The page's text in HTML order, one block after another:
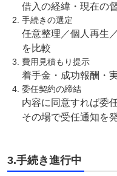
借入の経緯・現在の
手続きの選定
任意整理／個人再生
を比較
費用見積もり提示
着手金・成功報酬・
委任契約の締結
内容に同意すれば委
その場で受任通知を
3.手続き進行中